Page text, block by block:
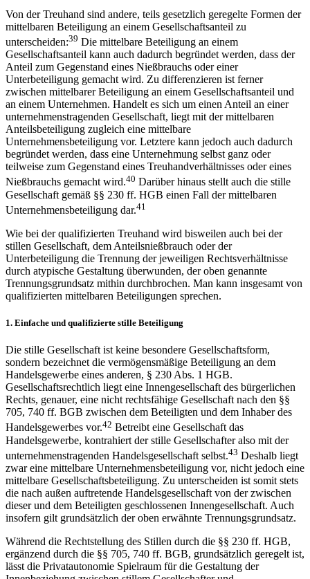
Von der Treuhand sind andere, teils gesetzlich geregelte Formen der
mittelbaren Beteiligung an einem Gesellschaftsanteil zu
unterscheiden:39 Die mittelbare Beteiligung an einem
Gesellschaftsanteil kann auch dadurch begründet werden, dass der
Anteil zum Gegenstand eines Nießbrauchs oder einer
Unterbeteiligung gemacht wird. Zu differenzieren ist ferner
zwischen mittelbarer Beteiligung an einem Gesellschaftsanteil und
an einem Unternehmen. Handelt es sich um einen Anteil an einer
unternehmenstragenden Gesellschaft, liegt mit der mittelbaren
Anteilsbeteiligung zugleich eine mittelbare
Unternehmensbeteiligung vor. Letztere kann jedoch auch dadurch
begründet werden, dass eine Unternehmung selbst ganz oder
teilweise zum Gegenstand eines Treuhandverhältnisses oder eines
Nießbrauchs gemacht wird.40 Darüber hinaus stellt auch die stille
Gesellschaft gemäß §§ 230 ff. HGB einen Fall der mittelbaren
Unternehmensbeteiligung dar.41
Wie bei der qualifizierten Treuhand wird bisweilen auch bei der
stillen Gesellschaft, dem Anteilsnießbrauch oder der
Unterbeteiligung die Trennung der jeweiligen Rechtsverhältnisse
durch atypische Gestaltung überwunden, der oben genannte
Trennungsgrundsatz mithin durchbrochen. Man kann insgesamt von
qualifizierten mittelbaren Beteiligungen sprechen.
1. Einfache und qualifizierte stille Beteiligung
Die stille Gesellschaft ist keine besondere Gesellschaftsform,
sondern bezeichnet die vermögensmäßige Beteiligung an dem
Handelsgewerbe eines anderen, § 230 Abs. 1 HGB.
Gesellschaftsrechtlich liegt eine Innengesellschaft des bürgerlichen
Rechts, genauer, eine nicht rechtsfähige Gesellschaft nach den §§
705, 740 ff. BGB zwischen dem Beteiligten und dem Inhaber des
Handelsgewerbes vor.42 Betreibt eine Gesellschaft das
Handelsgewerbe, kontrahiert der stille Gesellschafter also mit der
unternehmenstragenden Handelsgesellschaft selbst.43 Deshalb liegt
zwar eine mittelbare Unternehmensbeteiligung vor, nicht jedoch eine
mittelbare Gesellschaftsbeteiligung. Zu unterscheiden ist somit stets
die nach außen auftretende Handelsgesellschaft von der zwischen
dieser und dem Beteiligten geschlossenen Innengesellschaft. Auch
insofern gilt grundsätzlich der oben erwähnte Trennungsgrundsatz.
Während die Rechtstellung des Stillen durch die §§ 230 ff. HGB,
ergänzend durch die §§ 705, 740 ff. BGB, grundsätzlich geregelt ist,
lässt die Privatautonomie Spielraum für die Gestaltung der